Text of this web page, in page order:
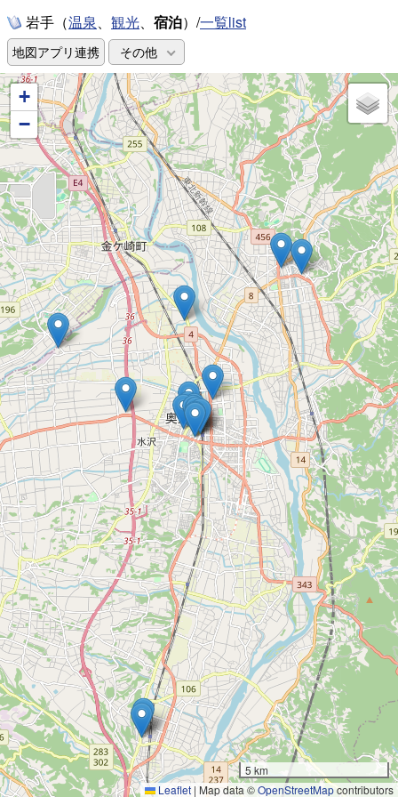
岩手（温泉 、 観光、 宿泊）/一覧list
地図アプリ連携 その他
+
−
5 km
Leaflet | Map data ©OpenStreetMapcontributors